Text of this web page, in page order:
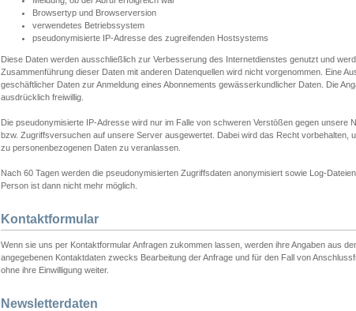
Browsertyp und Browserversion
verwendetes Betriebssystem
pseudonymisierte IP-Adresse des zugreifenden Hostsystems
Diese Daten werden ausschließlich zur Verbesserung des Internetdienstes genutzt und
Zusammenführung dieser Daten mit anderen Datenquellen wird nicht vorgenommen. Eine
geschäftlicher Daten zur Anmeldung eines Abonnements gewässerkundlicher Daten. Die
ausdrücklich freiwillig.
Die pseudonymisierte IP-Adresse wird nur im Falle von schweren Verstößen gegen unsere
bzw. Zugriffsversuchen auf unsere Server ausgewertet. Dabei wird das Recht vorbehalten,
zu personenbezogenen Daten zu veranlassen.
Nach 60 Tagen werden die pseudonymisierten Zugriffsdaten anonymisiert sowie Log-
Person ist dann nicht mehr möglich.
Kontaktformular
Wenn sie uns per Kontaktformular Anfragen zukommen lassen, werden ihre Angaben aus
angegebenen Kontaktdaten zwecks Bearbeitung der Anfrage und für den Fall von
ohne ihre Einwilligung weiter.
Newsletterdaten